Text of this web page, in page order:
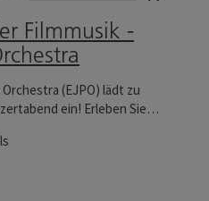
Filmmusik -
(EJPO) lädt zu
ein! Erleben Sie